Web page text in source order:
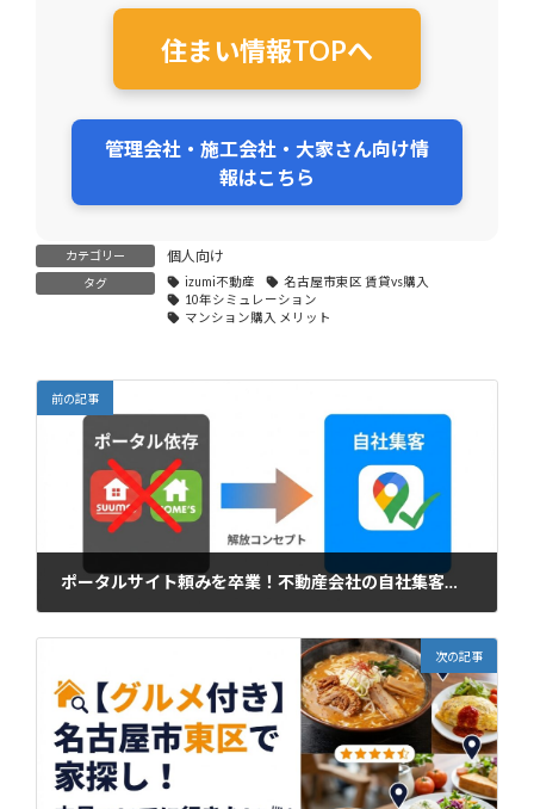
住まい情報TOPへ
管理会社・施工会社・大家さん向け情
報はこちら
カテゴリー 個人向け
タグ izumi不動産
名古屋市東区 賃貸vs購入
10年シミュレーション
マンション購入 メリット
前の記事
ポータルサイト頼みを卒業！不動産会社の自社集客を増やす方法【愛知・名古屋】
次の記事